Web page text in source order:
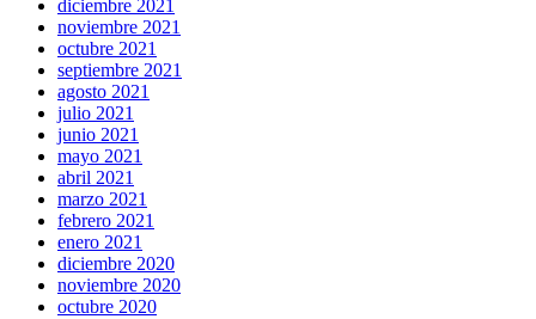
diciembre 2021
noviembre 2021
octubre 2021
septiembre 2021
agosto 2021
julio 2021
junio 2021
mayo 2021
abril 2021
marzo 2021
febrero 2021
enero 2021
diciembre 2020
noviembre 2020
octubre 2020